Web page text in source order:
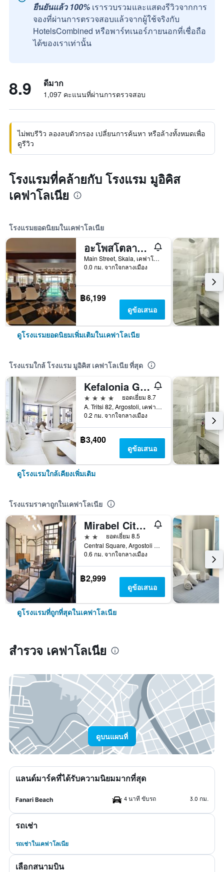
ยืนยันแล้ว 100% เรารวบรวมและแสดงรีวิวจากการ
จองที่ผ่านการตรวจสอบแล้วจากผู้ใช้จริงกับ
HotelsCombined หรือพาร์ทเนอร์ภายนอกที่เชื่อถือ
ได้ของเราเท่านั้น
8.9 ดีมาก
1,097 คะแนนที่ผ่านการตรวจสอบ
ไม่พบรีวิว ลองลบตัวกรอง เปลี่ยนการค้นหา หรือล้างทั้งหมดเพื่อ
ดูรีวิว
โรงแรมที่คล้ายกับ โรงแรม มูอิคิส
เคฟาโลเนีย
โรงแรมยอดนิยมในเคฟาโลเนีย
อะโพสโตลาตา ไอส์แลนด์ รีสอร์ต แอนด์ สปา
Main Street, Skala, เคฟาโลเนีย, กรีซ
0.0 กม. จากใจกลางเมือง
฿6,199
ดูข้อเสนอ
ดูโรงแรมยอดนิยมเพิ่มเติมในเคฟาโลเนีย
โรงแรมใกล้ โรงแรม มูอิคิส เคฟาโลเนีย ที่สุด
Kefalonia Grand
4 ดาว
ยอดเยี่ยม 8.7
A. Tritsi 82, Argostoli, เคฟาโลเนีย, กรีซ
0.2 กม. จากใจกลางเมือง
฿3,400
ดูข้อเสนอ
ดูโรงแรมใกล้เคียงเพิ่มเติม
โรงแรมราคาถูกในเคฟาโลเนีย
Mirabel Citycenter Hotel
2 ดาว
ยอดเยี่ยม 8.5
Central Square, Argostoli 1, เคฟาโลเนีย, กรีซ
0.6 กม. จากใจกลางเมือง
฿2,999
ดูข้อเสนอ
ดูโรงแรมที่ถูกที่สุดในเคฟาโลเนีย
สำรวจ เคฟาโลเนีย
ดูบนแผนที่
แลนด์มาร์คที่ได้รับความนิยมมากที่สุด
Fanari Beach 4 นาที ขับรถ 3.0 กม.
รถเช่า
รถเช่าในเคฟาโลเนีย
เลือกสนามบิน